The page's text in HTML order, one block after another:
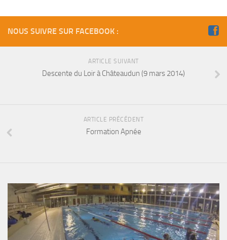
NOUS SUIVRE SUR FACEBOOK :
ARTICLE SUIVANT
Descente du Loir à Châteaudun (9 mars 2014)
ARTICLE PRÉCÉDENT
Formation Apnée